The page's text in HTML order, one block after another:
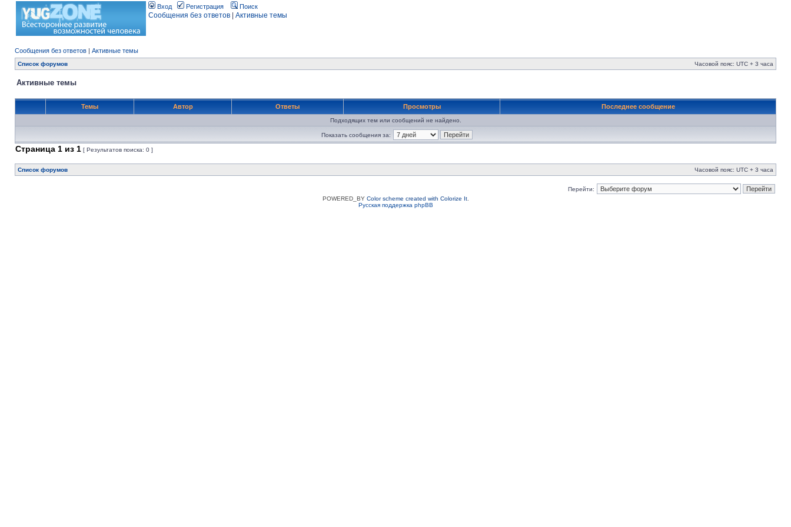
Вход Регистрация Поиск
Сообщения без ответов Активные темы
Сообщения без ответов | Активные темы
Список форумов Часовой пояс: UTC + 3 часа
Активные темы
Темы Автор Ответы Просмотры Последнее сообщение
Подходящих тем или сообщений не найдено.
Показать сообщения за:
Страница 1 из 1 [ Результатов поиска: 0 ]
Список форумов Часовой пояс: UTC + 3 часа
Перейти:
POWERED_BY Color scheme created with Colorize It.
Русская поддержка phpBB